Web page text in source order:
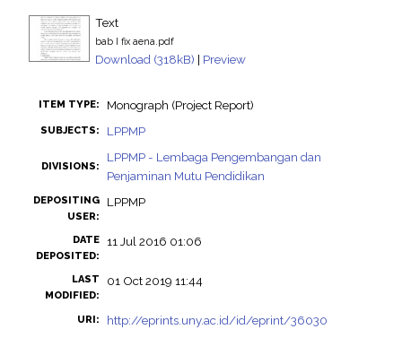
Text
bab I fix aena.pdf
Download (318kB) | Preview
ITEM TYPE: Monograph (Project Report)
SUBJECTS: LPPMP
DIVISIONS:
LPPMP - Lembaga Pengembangan dan
Penjaminan Mutu Pendidikan
DEPOSITING
USER:
LPPMP
DATE
DEPOSITED:
11 Jul 2016 01:06
LAST
MODIFIED:
01 Oct 2019 11:44
URI: http://eprints.uny.ac.id/id/eprint/36030